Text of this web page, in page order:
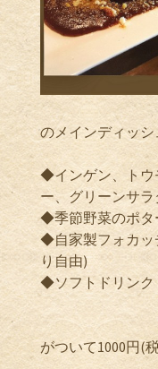
のメインディッシ
◆インゲン、トウ
ー、グリーンサラ
◆季節野菜のポタ
◆自家製フォカッ
り自由)
◆ソフトドリンク
がついて1000円(